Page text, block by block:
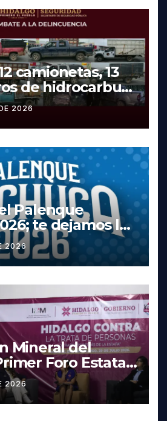
camionetas, 13
de hidrocarburo
robados en
2026
Palenque
te dejamos la
las
precios
2026
Mineral del
Foro Estatal
de Personas
2026